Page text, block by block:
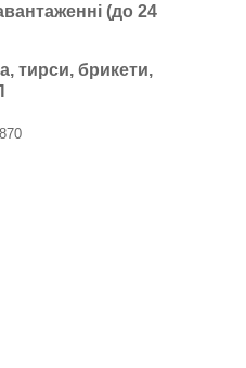
(до 24
тирси, брикети,